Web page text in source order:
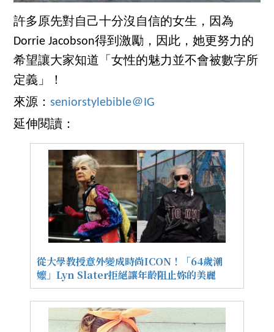
許多原先對自己十分沒自信的女生，因為
Dorrie Jacobson得到激勵，因此，她更努力的
希望讓大家知道「女性的魅力並不會被數字所
定義」！
來源：seniorstylebible＠IG
延伸閱讀：
從大學教授意外變成時尚ICON！「64歲潮
嬤」Lyn Slater拒絕讓年齡阻止妳的美麗